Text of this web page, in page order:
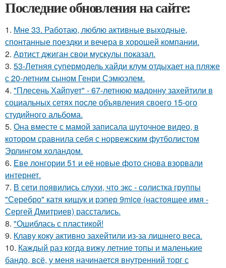
Последние обновления на сайте:
1. Мне 33. Работаю, люблю активные выходные,
спонтанные поездки и вечера в хорошей компании.
2. Артист джиган свои мускулы показал.
3. 53-Летняя супермодель хайди клум отдыхает на пляже
с 20-летним сыном Генри Сэмюэлем.
4. "Плесень Хайпует" - 67-летнюю мадонну захейтили в
социальных сетях после объявления своего 15-ого
студийного альбома.
5. Она вместе с мамой записала шуточное видео, в
котором сравнила себя с норвежским футболистом
Эрлингом холандом.
6. Еве лонгории 51 и её новые фото снова взорвали
интернет.
7. В сети появились слухи, что экс - солистка группы
"Серебро" катя кищук и рэпер 9mice (настоящее имя -
Сергей Дмитриев) расстались.
8. "Ошиблась с пластикой!
9. Клаву коку активно захейтили из-за лишнего веса.
10. Каждый раз когда вижу летние топы и маленькие
бандо, всё, у меня начинается внутренний торг с